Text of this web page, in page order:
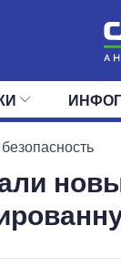
ЛЕНТА СОБЫТИЯ
ПОЛИТИКА
ВЕРХОВНАЯ РАДА
ДЕПУТАТЫ